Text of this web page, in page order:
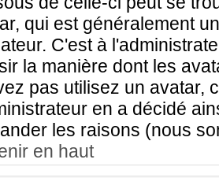
qui est généralement
C'est à
la manière dont les
pas utilisez un avatar,
en a décidé
les raisons (nous
en haut